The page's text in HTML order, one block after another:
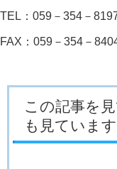
TEL：059－354－
FAX：059－354－
この記事を
も見ています